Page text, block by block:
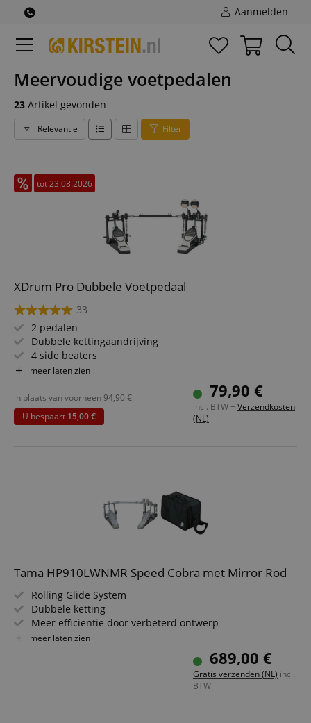
Aanmelden
Meervoudige voetpedalen
23 Artikel gevonden
Relevantie Filter
tot 23.08.2026
XDrum Pro Dubbele Voetpedaal
33
2 pedalen
Dubbele kettingaandrijving
4 side beaters
Zeer robuust en soepel
meer laten zien
79,90 €
incl. BTW + Verzendkosten
(NL)
in plaats van voorheen94,90 €
U bespaart 15,00 €
Tama HP910LWNMR Speed Cobra met Mirror Rod
Rolling Glide System
Dubbele ketting
Meer efficiëntie door verbeterd ontwerp
Rond kettingblad
meer laten zien
689,00 €
Gratis verzenden (NL) incl.
BTW